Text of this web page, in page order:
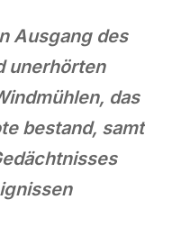
Ausgang des
unerhörten
das
bestand, samt